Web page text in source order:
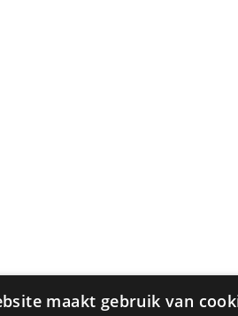
maakt gebruik van